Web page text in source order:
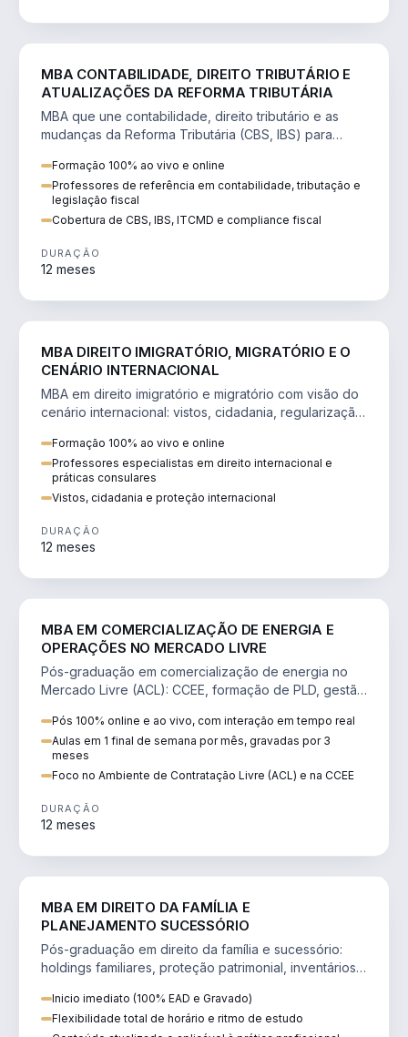
MBA CONTABILIDADE, DIREITO TRIBUTÁRIO E
ATUALIZAÇÕES DA REFORMA TRIBUTÁRIA
MBA que une contabilidade, direito tributário e as
mudanças da Reforma Tributária (CBS, IBS) para
Formação 100% ao vivo e online
Professores de referência em contabilidade, tributação e
legislação fiscal
Cobertura de CBS, IBS, ITCMD e compliance fiscal
DURAÇÃO
12 meses
MBA DIREITO IMIGRATÓRIO, MIGRATÓRIO E O
CENÁRIO INTERNACIONAL
MBA em direito imigratório e migratório com visão do
cenário internacional: vistos, cidadania, regularização
Formação 100% ao vivo e online
Professores especialistas em direito internacional e
práticas consulares
Vistos, cidadania e proteção internacional
DURAÇÃO
12 meses
MBA EM COMERCIALIZAÇÃO DE ENERGIA E
OPERAÇÕES NO MERCADO LIVRE
Pós-graduação em comercialização de energia no
Mercado Livre (ACL): CCEE, formação de PLD, gestão
Pós 100% online e ao vivo, com interação em tempo real
Aulas em 1 final de semana por mês, gravadas por 3
meses
Foco no Ambiente de Contratação Livre (ACL) e na CCEE
DURAÇÃO
12 meses
MBA EM DIREITO DA FAMÍLIA E
PLANEJAMENTO SUCESSÓRIO
Pós-graduação em direito da família e sucessório:
holdings familiares, proteção patrimonial, inventários
Inicio imediato (100% EAD e Gravado)
Flexibilidade total de horário e ritmo de estudo